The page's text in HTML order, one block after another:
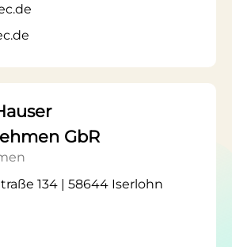
GbR
134 | 58644 Iserlohn